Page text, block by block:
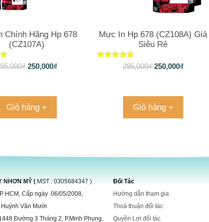
Chính Hãng Hp 678
(CZ107A)
₫ 250,000₫
Giỏ hàng +
Mực In Hp 678 (CZ108A) Giá
Siêu Rẻ
Được xếp
hạng
295,000₫ 250,000₫
Giỏ hàng +
NHƠN MỸ ( MST : 0305684347 )
HCM, Cấp ngày 06/05/2008,
Văn Mười
Đường 3 Tháng 2, P.Minh Phụng,
Đối Tác
Hướng dẫn tham gia
Thoả thuận đối tác
Quyền Lợi đối tác